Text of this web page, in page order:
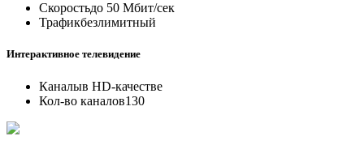
Скоростьдо 50 Мбит/сек
Трафикбезлимитный
Интерактивное телевидение
Каналыв HD-качестве
Кол-во каналов130